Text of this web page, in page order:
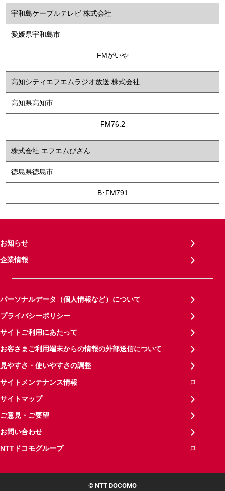
宇和島ケーブルテレビ 株式会社
愛媛県宇和島市
FMがいや
高知シティエフエムラジオ放送 株式会社
高知県高知市
FM76.2
株式会社 エフエムびざん
徳島県徳島市
B･FM791
お知らせ
企業情報
パーソナルデータ（個人情報など）について
プライバシーポリシー
サイトご利用にあたって
お客さまご利用端末からの情報の外部送信について
見やすさ・使いやすさの調整
サイトメンテナンス情報
サイトマップ
ご意見・ご要望
お問い合わせ
NTTドコモグループ
© NTT DOCOMO